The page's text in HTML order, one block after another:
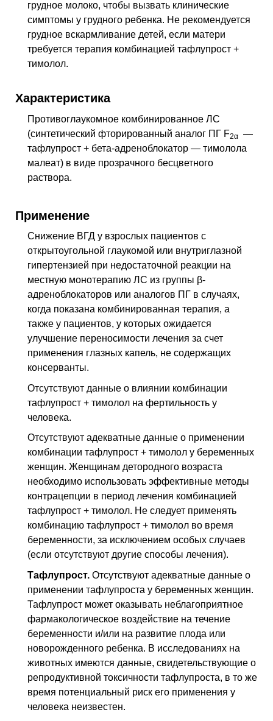
грудное молоко, чтобы вызвать клинические
симптомы у грудного ребенка. Не рекомендуется
грудное вскармливание детей, если матери
требуется терапия комбинацией тафлупрост +
тимолол.
Характеристика
Противоглаукомное комбинированное ЛС
(синтетический фторированный аналог ПГ F2α —
тафлупрост + бета-адреноблокатор — тимолола
малеат) в виде прозрачного бесцветного
раствора.
Применение
Снижение ВГД у взрослых пациентов с
открытоугольной глаукомой или внутриглазной
гипертензией при недостаточной реакции на
местную монотерапию ЛС из группы β-
адреноблокаторов или аналогов ПГ в случаях,
когда показана комбинированная терапия, а
также у пациентов, у которых ожидается
улучшение переносимости лечения за счет
применения глазных капель, не содержащих
консерванты.
Отсутствуют данные о влиянии комбинации
тафлупрост + тимолол на фертильность у
человека.
Отсутствуют адекватные данные о применении
комбинации тафлупрост + тимолол у беременных
женщин. Женщинам детородного возраста
необходимо использовать эффективные методы
контрацепции в период лечения комбинацией
тафлупрост + тимолол. Не следует применять
комбинацию тафлупрост + тимолол во время
беременности, за исключением особых случаев
(если отсутствуют другие способы лечения).
Тафлупрост. Отсутствуют адекватные данные о
применении тафлупроста у беременных женщин.
Тафлупрост может оказывать неблагоприятное
фармакологическое воздействие на течение
беременности и/или на развитие плода или
новорожденного ребенка. В исследованиях на
животных имеются данные, свидетельствующие о
репродуктивной токсичности тафлупроста, в то же
время потенциальный риск его применения у
человека неизвестен.